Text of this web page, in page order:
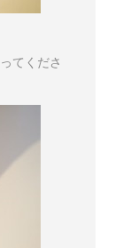
てくださ